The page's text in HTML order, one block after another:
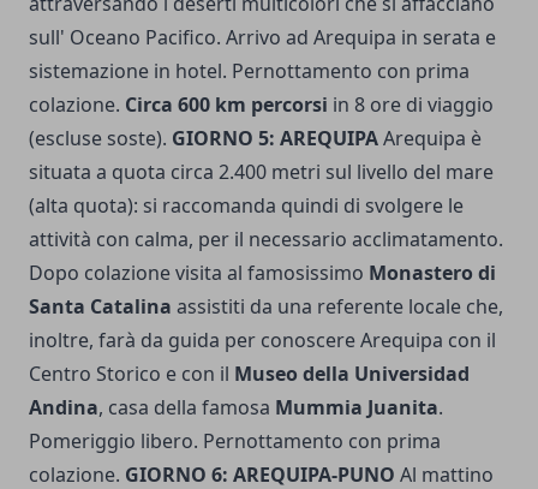
sull' Oceano Pacifico. Arrivo ad Arequipa in serata e
sistemazione in hotel. Pernottamento con prima
colazione. Circa 600 km percorsi in 8 ore di viaggio
(escluse soste). GIORNO 5: AREQUIPAArequipa è
situata a quota circa 2.400 metri sul livello del mare
(alta quota): si raccomanda quindi di svolgere le
attività con calma, per il necessario acclimatamento.
Dopo colazione visita al famosissimo Monastero di
Santa Catalina assistiti da una referente locale che,
inoltre, farà da guida per conoscere Arequipa con il
Centro Storico e con il Museo della Universidad
Andina, casa della famosa Mummia Juanita.
Pomeriggio libero. Pernottamento con prima
colazione. GIORNO 6: AREQUIPA-PUNO Al mattino